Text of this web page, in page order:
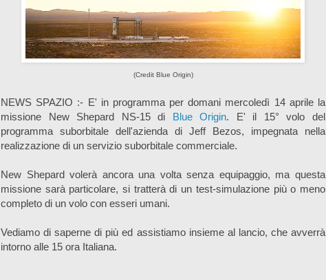
(Credit Blue Origin)
NEWS SPAZIO :- E' in programma per domani mercoledì 14 aprile la
missione New Shepard NS-15 di Blue Origin. E' il 15° volo del
programma suborbitale dell'azienda di Jeff Bezos, impegnata nella
realizzazione di un servizio suborbitale commerciale.
New Shepard volerà ancora una volta senza equipaggio, ma questa
missione sarà particolare, si tratterà di un test-simulazione più o meno
completo di un volo con esseri umani.
Vediamo di saperne di più ed assistiamo insieme al lancio, che avverrà
intorno alle 15 ora Italiana.